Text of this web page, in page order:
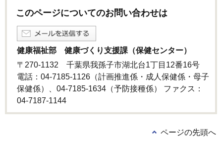
このページについてのお問い合わせは
健康福祉部 健康づくり支援課（保健センター）
〒270-1132 千葉県我孫子市湖北台1丁目12番16号
電話：04-7185-1126（計画推進係・成人保健係・母子
保健係）、04-7185-1634（予防接種係） ファクス：
04-7187-1144
ページの先頭へ